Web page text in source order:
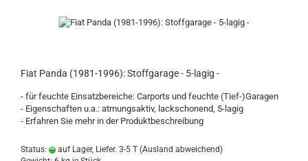
Fiat Panda (1981-1996): Stoffgarage - 5-lagig -
- für feuchte Einsatzbereiche: Carports und feuchte (Tief-)Garagen
- Eigenschaften u.a.: atmungsaktiv, lackschonend, 5-lagig
- Erfahren Sie mehr in der Produktbeschreibung
Status: auf Lager, Liefer. 3-5 T (Ausland abweichend)